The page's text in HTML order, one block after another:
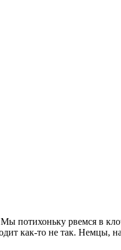
рвемся в
как-то не так. Немцы,